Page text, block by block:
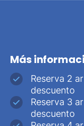
Más
Reserva 2
descuento
Reserva 3
descuento